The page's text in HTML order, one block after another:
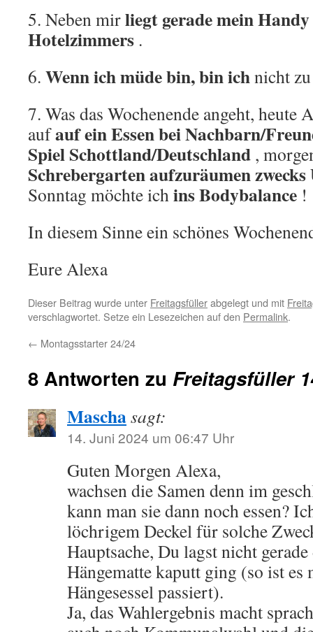
5. Neben mirliegt gerade mein
Hotelzimmers .
6. Wenn ich müde bin, bin ichnicht
7. Was das Wochenende angeht, heute
aufauf ein Essen bei Nachbarn/
Spiel Schottland/Deutschland ,
Schrebergarten aufzuräumen zwecks
Sonntag möchte ichins Bodybalance !
In diesem Sinne ein schönes
Eure Alexa
Dieser Beitrag wurde unter Freitagsfüllerabgelegt und mit
verschlagwortet. Setze ein Lesezeichen auf den Permalink.
← Montagsstarter 24/24
8 Antworten zu Freitagsfüller
Maschasagt:
14. Juni 2024 um 06:47 Uhr
Guten Morgen Alexa,
wachsen die Samen denn im
kann man sie dann noch essen?
löchrigem Deckel für solche
Hauptsache, Du lagst nicht
Hängematte kaputt ging (so ist
Hängesessel passiert).
Ja, das Wahlergebnis macht